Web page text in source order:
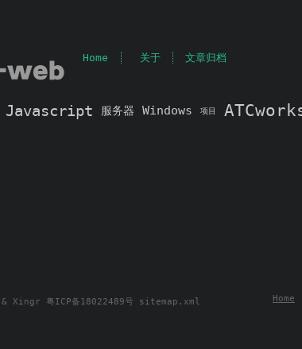
Home 关于 文章归档
Javascript 服务器 Windows 项目
& Xingr 粤ICP备18022489号 sitemap.xml Home